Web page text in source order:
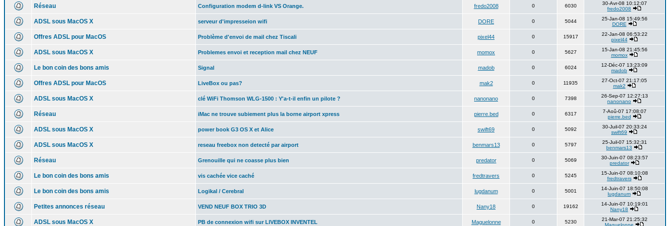
Réseau Configuration modem d-link VS Orange. fredo2008 0 6030
30-Avr-08 10:12:07
fredo2008
ADSL sous MacOS X serveur d'impresseion wifi DORE 0 5044
25-Jan-08 15:49:56
DORE
Offres ADSL pour MacOS Problème d'envoi de mail chez Tiscali pixel44 0 15917
22-Jan-08 06:53:22
pixel44
ADSL sous MacOS X Problemes envoi et reception mail chez NEUF momox 0 5627
15-Jan-08 21:45:56
momox
Le bon coin des bons amis Signal madob 0 6024
12-Déc-07 13:23:09
madob
Offres ADSL pour MacOS LiveBox ou pas? mak2 0 11935
27-Oct-07 21:17:05
mak2
ADSL sous MacOS X clé WiFi Thomson WLG-1500 : Y'a-t-il enfin un pilote ? nanonano 0 7398
26-Sep-07 12:27:13
nanonano
Réseau iMac ne trouve subiement plus la borne airport xpress pierre.bed 0 6317
7-Aoû-07 17:08:07
pierre.bed
ADSL sous MacOS X power book G3 OS X et Alice swift69 0 5092
30-Juil-07 20:33:24
swift69
ADSL sous MacOS X reseau freebox non detecté par airport benmars13 0 5797
25-Juil-07 15:32:31
benmars13
Réseau Grenouille qui ne coasse plus bien predator 0 5069
30-Juin-07 08:23:57
predator
Le bon coin des bons amis vis cachée vice caché fredtravers 0 5245
15-Juin-07 08:10:08
fredtravers
Le bon coin des bons amis Logikal / Cerebral lugdanum 0 5001
14-Juin-07 18:50:08
lugdanum
Petites annonces réseau VEND NEUF BOX TRIO 3D Nany18 0 19162
14-Juin-07 10:19:01
Nany18
ADSL sous MacOS X PB de connexion wifi sur LIVEBOX INVENTEL Maguelonne 0 5230
21-Mar-07 21:25:32
Maguelonne